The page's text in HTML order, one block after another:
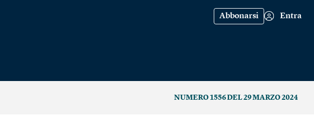
Abbonarsi Entra
NUMERO 1556 DEL 29 MARZO 2024